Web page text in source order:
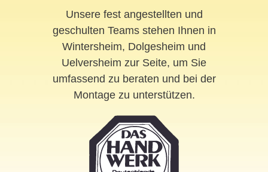
Unsere fest angestellten und
geschulten Teams stehen Ihnen in
Wintersheim, Dolgesheim und
Uelversheim zur Seite, um Sie
umfassend zu beraten und bei der
Montage zu unterstützen.